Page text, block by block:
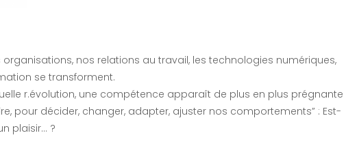
nos relations au travail, les technologies numériques,
se transforment.
r.évolution, une compétence apparaît de plus en plus prégnante
pour décider, changer, adapter, ajuster nos comportements” : Est-
plaisir… ?